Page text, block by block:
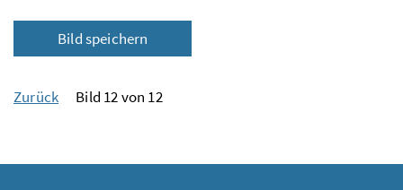
Bild speichern
Zurück Bild 12 von 12